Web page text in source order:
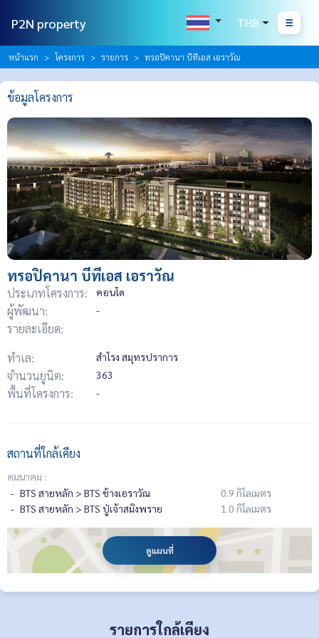
P2N property THB
หน้าแรก โครงการ รายการ ทรอปิคานา บีทีเอส เอราวัณ
ข้อมูลโครงการ
ทรอปิคานา บีทีเอส เอราวัณ
ประเภทโครงการ: คอนโด
ผู้พัฒนา: -
รายละเอียด:
ทำเล:
สำโรง สมุทรปราการ
จำนวนยูนิต: 363
พื้นที่โครงการ: -
สถานที่ใกล้เคียง
คมนาคม :
BTS สายหลัก > BTS ช้างเอราวัณ
0.9 กิโลเมตร
BTS สายหลัก > BTS ปู่เจ้าสมิงพราย
1.0 กิโลเมตร
ดูแผนที่
รายการใกล้เคียง